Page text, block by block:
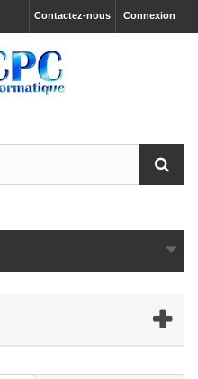
Connexion
Contactez-nous